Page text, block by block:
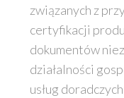
związanych z
certyfikacji
dokumentów
działalności
usług